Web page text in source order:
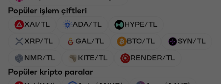
Popüler işlem çiftleri
XAI/TL ADA/TL HYPE/TL
XRP/TL GAL/TL BTC/TL SYN/TL
NMR/TL KITE/TL RENDER/TL
Popüler kripto paralar